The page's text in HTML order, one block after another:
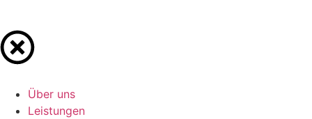
Über uns
Leistungen